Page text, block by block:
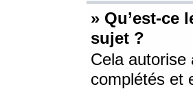
» Qu’est-ce
sujet ?
Cela autorise
complétés et